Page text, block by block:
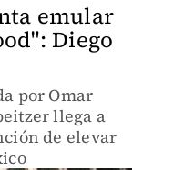
emular
Diego
por Omar
llega a
de elevar